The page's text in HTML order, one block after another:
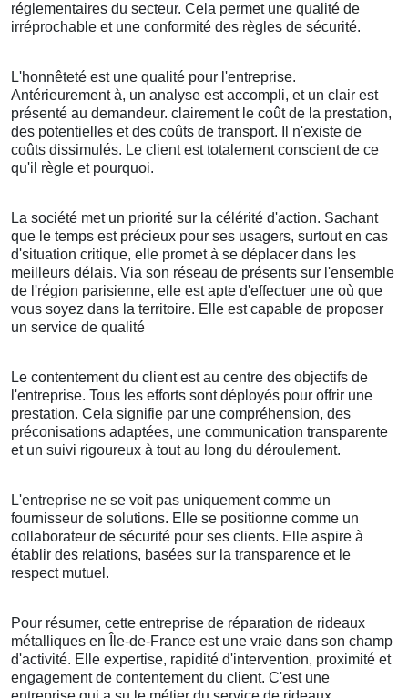
réglementaires du secteur. Cela permet une qualité de
irréprochable et une conformité des règles de sécurité.
L'honnêteté est une qualité pour l'entreprise.
Antérieurement à, un analyse est accompli, et un clair est
présenté au demandeur. clairement le coût de la prestation,
des potentielles et des coûts de transport. Il n'existe de
coûts dissimulés. Le client est totalement conscient de ce
qu'il règle et pourquoi.
La société met un priorité sur la célérité d'action. Sachant
que le temps est précieux pour ses usagers, surtout en cas
d'situation critique, elle promet à se déplacer dans les
meilleurs délais. Via son réseau de présents sur l'ensemble
de l'région parisienne, elle est apte d'effectuer une où que
vous soyez dans la territoire. Elle est capable de proposer
un service de qualité
Le contentement du client est au centre des objectifs de
l'entreprise. Tous les efforts sont déployés pour offrir une
prestation. Cela signifie par une compréhension, des
préconisations adaptées, une communication transparente
et un suivi rigoureux à tout au long du déroulement.
L'entreprise ne se voit pas uniquement comme un
fournisseur de solutions. Elle se positionne comme un
collaborateur de sécurité pour ses clients. Elle aspire à
établir des relations, basées sur la transparence et le
respect mutuel.
Pour résumer, cette entreprise de réparation de rideaux
métalliques en Île-de-France est une vraie dans son champ
d'activité. Elle expertise, rapidité d'intervention, proximité et
engagement de contentement du client. C'est une